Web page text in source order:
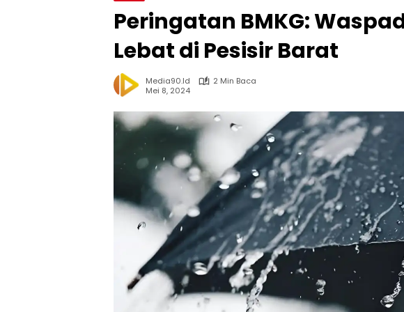
Peringatan BMKG:
Lebat di Pesisir Barat
Media90.id
2 Min Baca
Mei 8, 2024